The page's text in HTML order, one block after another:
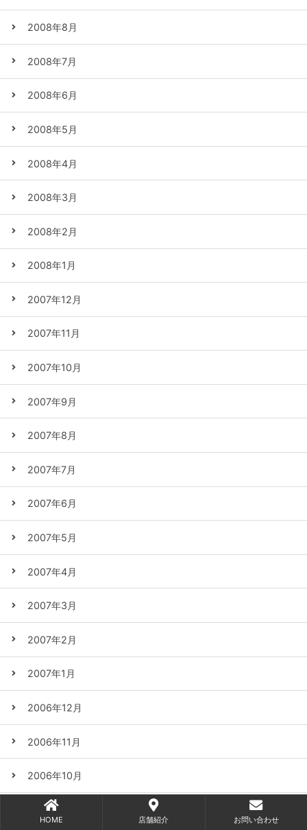
2008年8月
2008年7月
2008年6月
2008年5月
2008年4月
2008年3月
2008年2月
2008年1月
2007年12月
2007年11月
2007年10月
2007年9月
2007年8月
2007年7月
2007年6月
2007年5月
2007年4月
2007年3月
2007年2月
2007年1月
2006年12月
2006年11月
2006年10月
2006年9月
HOME 店舗紹介 お問い合わせ